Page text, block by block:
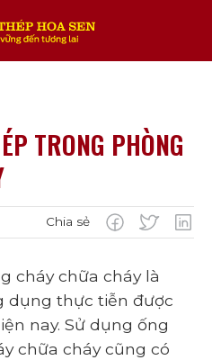
TRONG PHÒNG
Chia sẻ
cháy chữa cháy là
dụng thực tiễn được
nay. Sử dụng ống
chữa cháy cũng có